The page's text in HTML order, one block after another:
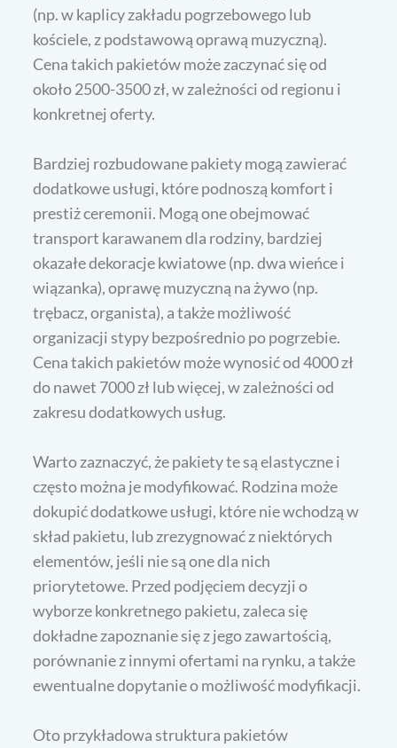
(np. w kaplicy zakładu pogrzebowego lub
kościele, z podstawową oprawą muzyczną).
Cena takich pakietów może zaczynać się od
około 2500-3500 zł, w zależności od regionu i
konkretnej oferty.
Bardziej rozbudowane pakiety mogą zawierać
dodatkowe usługi, które podnoszą komfort i
prestiż ceremonii. Mogą one obejmować
transport karawanem dla rodziny, bardziej
okazałe dekoracje kwiatowe (np. dwa wieńce i
wiązanka), oprawę muzyczną na żywo (np.
trębacz, organista), a także możliwość
organizacji stypy bezpośrednio po pogrzebie.
Cena takich pakietów może wynosić od 4000 zł
do nawet 7000 zł lub więcej, w zależności od
zakresu dodatkowych usług.
Warto zaznaczyć, że pakiety te są elastyczne i
często można je modyfikować. Rodzina może
dokupić dodatkowe usługi, które nie wchodzą w
skład pakietu, lub zrezygnować z niektórych
elementów, jeśli nie są one dla nich
priorytetowe. Przed podjęciem decyzji o
wyborze konkretnego pakietu, zaleca się
dokładne zapoznanie się z jego zawartością,
porównanie z innymi ofertami na rynku, a także
ewentualne dopytanie o możliwość modyfikacji.
Oto przykładowa struktura pakietów